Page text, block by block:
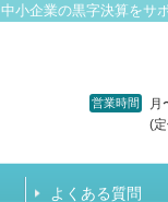
小企業の黒字決算をサ
営業時間
月
(
よくある質問